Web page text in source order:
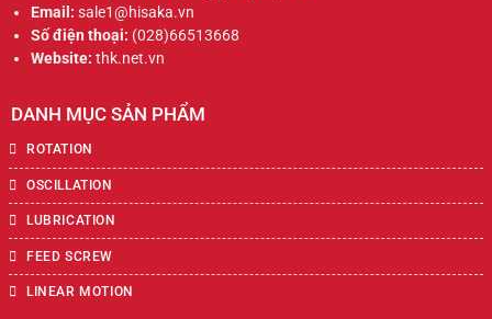
Email: sale1@hisaka.vn
Số điện thoại: (028)66513668
Website: thk.net.vn
DANH MỤC SẢN PHẨM
ROTATION
OSCILLATION
LUBRICATION
FEED SCREW
LINEAR MOTION